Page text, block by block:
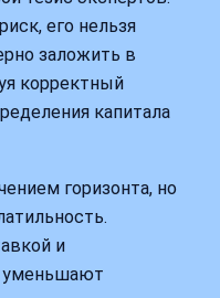
его нельзя
заложить в
корректный
капитала
горизонта, но
и
уменьшают